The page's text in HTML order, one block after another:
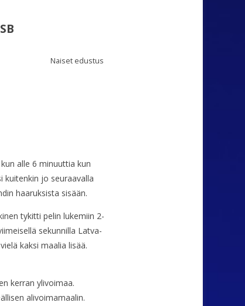
Naiset edustus
alle 6 minuuttia kun
kuitenkin jo seuraavalla
haaruksista sisään.
tykitti pelin lukemiin 2-
sekunnilla Latva-
kaksi maalia lisää.
kerran ylivoimaa.
alivoimamaalin.